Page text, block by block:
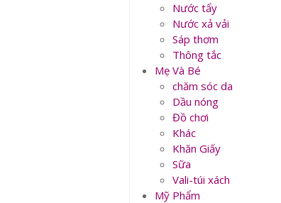
Nước tẩy
Nước xả vải
Sáp thơm
Thông tắc
Mẹ Và Bé
chăm sóc da
Dầu nóng
Đồ chơi
Khác
Khăn Giấy
Sữa
Vali-túi xách
Mỹ Phẩm